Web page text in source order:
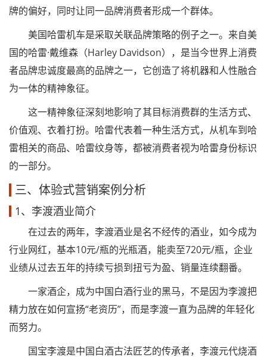
牌的偏好，同时让同一品牌消费者形成一个群体。
美国哈雷机车是采取关联品牌策略的例子之一。来自美
国的哈雷·戴维森（Harley Davidson），是当今世界上消费
者品牌忠诚度最高的品牌之一，它创造了将机器和人性融合
为一体的精神象征。
这一精神象征深刻地影响了其目标消费群的生活方式、
价值观、衣着打扮。哈雷代表着一种生活方式，从机车到哈
雷相关的商品、哈雷纹身等，都被消费者视为哈雷身份标识
的一部分。
三、体验式营销案例分析
1、李渡酒业简介
在过去的两年，李渡酒业是名不经传的酒业，如今成为
行业网红，基本10元/瓶的光瓶酒，能卖至720元/瓶，企业
业绩从过去五年的持续亏损到扭亏为盈、销量连续翻番。
一家酒企，成为中国白酒行业的黑马，不是因为李渡把
精力放在如何宣扬“老资历”，而是李渡一直为品牌的年轻化
而努力。
国宝李渡是中国白酒古法匠艺的传承者，李渡元代烧酒